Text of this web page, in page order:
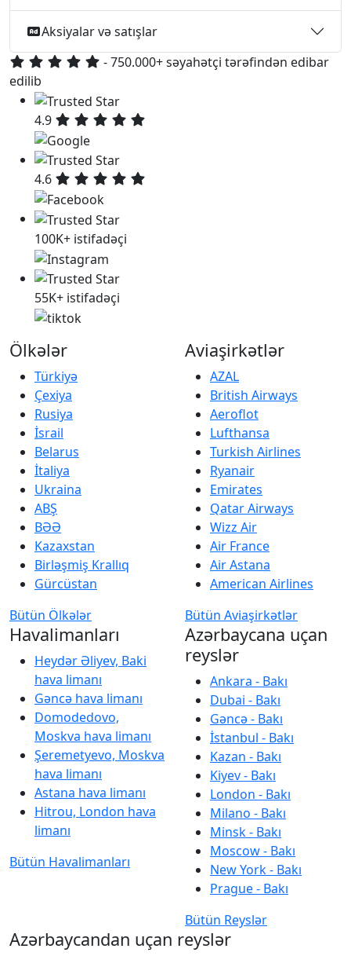
Aksiyalar və satışlar
- 750.000+ səyahətçi tərəfindən edibar
edilib
4.9
4.6
100K+ istifadəçi
55K+ istifadəçi
Ölkələr
Türkiyə
Çexiya
Rusiya
İsrail
Belarus
İtaliya
Ukraina
ABŞ
BƏƏ
Kazaxstan
Birləşmiş Krallıq
Gürcüstan
Bütün Ölkələr
Aviaşirkətlər
AZAL
British Airways
Aeroflot
Lufthansa
Turkish Airlines
Ryanair
Emirates
Qatar Airways
Wizz Air
Air France
Air Astana
American Airlines
Bütün Aviaşirkətlər
Havalimanları
Heydər Əliyev, Baki
hava limanı
Gəncə hava limanı
Domodedovo,
Moskva hava limanı
Şeremetyevo, Moskva
hava limanı
Astana hava limanı
Hitrou, London hava
limanı
Bütün Havalimanları
Azərbaycana uçan
reyslər
Ankara - Bakı
Dubai - Bakı
Gəncə - Bakı
İstanbul - Bakı
Kazan - Bakı
Kiyev - Bakı
London - Bakı
Milano - Bakı
Minsk - Bakı
Moscow - Bakı
New York - Bakı
Prague - Bakı
Bütün Reyslər
Azərbaycandan uçan reyslər